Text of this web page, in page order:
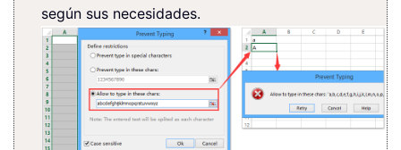
según sus necesidades.